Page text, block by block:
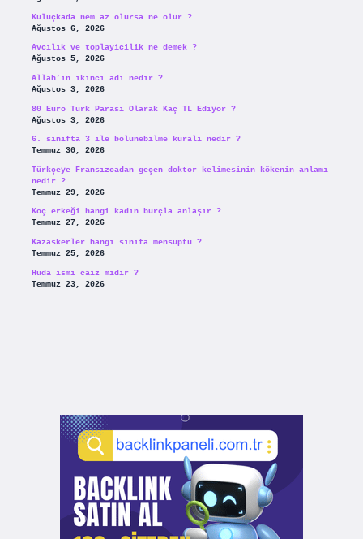
Kuluçkada nem az olursa ne olur ?
Ağustos 6, 2026
Avcılık ve toplayicilik ne demek ?
Ağustos 5, 2026
Allah’ın ikinci adı nedir ?
Ağustos 3, 2026
80 Euro Türk Parası Olarak Kaç TL Ediyor ?
Ağustos 3, 2026
6. sınıfta 3 ile bölünebilme kuralı nedir ?
Temmuz 30, 2026
Türkçeye Fransızcadan geçen doktor kelimesinin kökenin anlamı
nedir ?
Temmuz 29, 2026
Koç erkeği hangi kadın burçla anlaşır ?
Temmuz 27, 2026
Kazaskerler hangi sınıfa mensuptu ?
Temmuz 25, 2026
Hüda ismi caiz midir ?
Temmuz 23, 2026